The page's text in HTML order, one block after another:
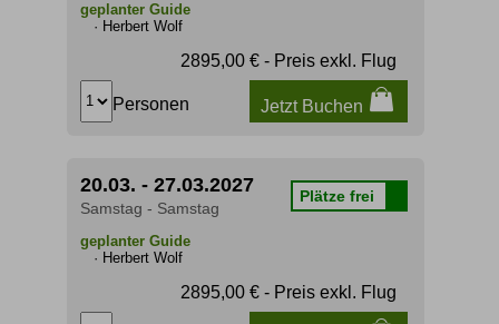
geplanter Guide
· Herbert Wolf
2895,00 € - Preis exkl. Flug
Personen Jetzt Buchen
20.03. - 27.03.2027
Samstag - Samstag
Plätze frei
geplanter Guide
· Herbert Wolf
2895,00 € - Preis exkl. Flug